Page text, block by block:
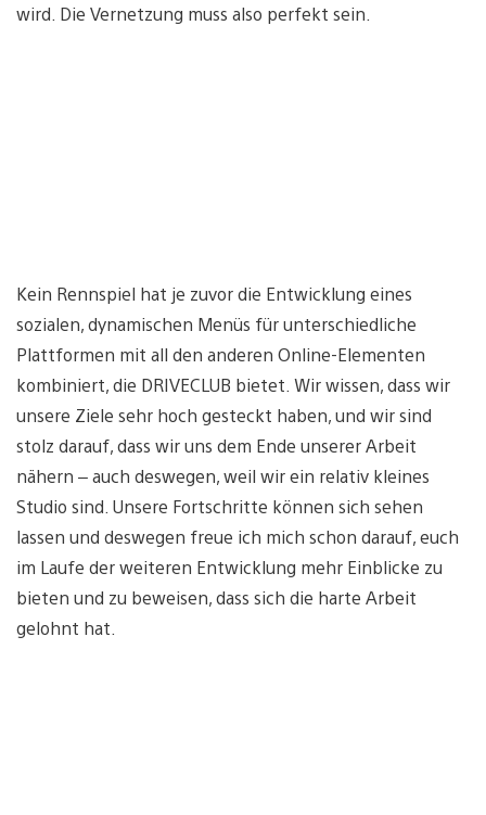
wird. Die Vernetzung muss also perfekt sein.
Kein Rennspiel hat je zuvor die Entwicklung eines
sozialen, dynamischen Menüs für unterschiedliche
Plattformen mit all den anderen Online-Elementen
kombiniert, die DRIVECLUB bietet. Wir wissen, dass wir
unsere Ziele sehr hoch gesteckt haben, und wir sind
stolz darauf, dass wir uns dem Ende unserer Arbeit
nähern – auch deswegen, weil wir ein relativ kleines
Studio sind. Unsere Fortschritte können sich sehen
lassen und deswegen freue ich mich schon darauf, euch
im Laufe der weiteren Entwicklung mehr Einblicke zu
bieten und zu beweisen, dass sich die harte Arbeit
gelohnt hat.